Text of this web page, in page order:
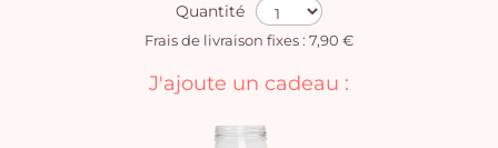
Quantité
Frais de livraison fixes : 7,90 €
J'ajoute un cadeau :